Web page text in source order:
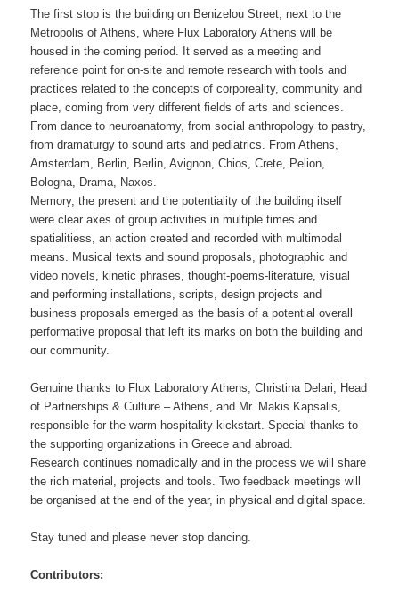
The first stop is the building on Benizelou Street, next to the
Metropolis of Athens, where Flux Laboratory Athens will be
housed in the coming period. It served as a meeting and
reference point for on-site and remote research with tools and
practices related to the concepts of corporeality, community and
place, coming from very different fields of arts and sciences.
From dance to neuroanatomy, from social anthropology to pastry,
from dramaturgy to sound arts and pediatrics. From Athens,
Amsterdam, Berlin, Berlin, Avignon, Chios, Crete, Pelion,
Bologna, Drama, Naxos.
Memory, the present and the potentiality of the building itself
were clear axes of group activities in multiple times and
spatialitiess, an action created and recorded with multimodal
means. Musical texts and sound proposals, photographic and
video novels, kinetic phrases, thought-poems-literature, visual
and performing installations, scripts, design projects and
business proposals emerged as the basis of a potential overall
performative proposal that left its marks on both the building and
our community.
Genuine thanks to Flux Laboratory Athens, Christina Delari, Head
of Partnerships & Culture – Athens, and Mr. Makis Kapsalis,
responsible for the warm hospitality-kickstart. Special thanks to
the supporting organizations in Greece and abroad.
Research continues nomadically and in the process we will share
the rich material, projects and tools. Two feedback meetings will
be organised at the end of the year, in physical and digital space.
Stay tuned and please never stop dancing.
Contributors: